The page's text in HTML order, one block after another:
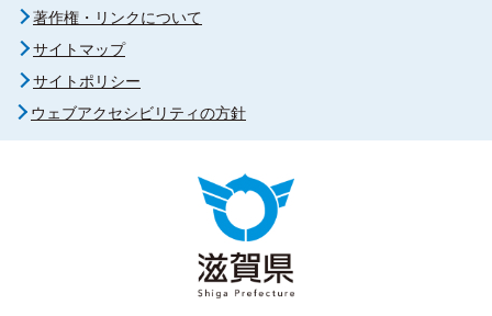
著作権・リンクについて
サイトマップ
サイトポリシー
ウェブアクセシビリティの方針